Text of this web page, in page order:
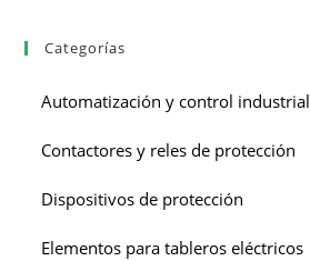
Categorías
Automatización y control industrial
Contactores y reles de protección
Dispositivos de protección
Elementos para tableros eléctricos